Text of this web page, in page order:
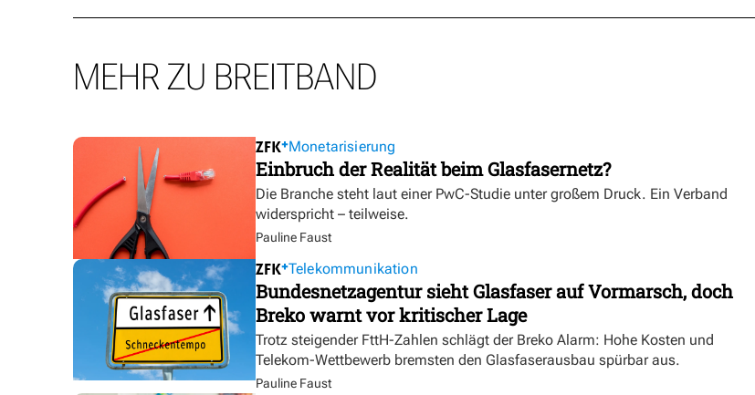
MEHR ZU BREITBAND
Monetarisierung
Einbruch der Realität beim Glasfasernetz?
Die Branche steht laut einer PwC-Studie unter großem Druck. Ein Verband
widerspricht – teilweise.
Pauline Faust
Telekommunikation
Bundesnetzagentur sieht Glasfaser auf Vormarsch, doch
Breko warnt vor kritischer Lage
Trotz steigender FttH-Zahlen schlägt der Breko Alarm: Hohe Kosten und
Telekom-Wettbewerb bremsten den Glasfaserausbau spürbar aus.
Pauline Faust